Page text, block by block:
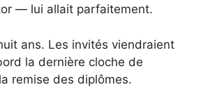
— lui allait parfaitement.
ans. Les invités viendraient
la dernière cloche de
remise des diplômes.